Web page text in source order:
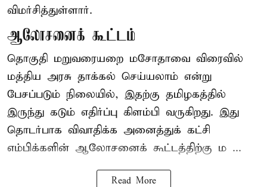
விமர்சித்துள்ளார்.
ஆலோசனைக் கூட்டம்
தொகுதி மறுவரையறை மசோதாவை விரைவில்
மத்திய அரசு தாக்கல் செய்யலாம் என்று
பேசப்படும் நிலையில், இதற்கு தமிழகத்தில்
இருந்து கடும் எதிர்ப்பு கிளம்பி வருகிறது. இது
தொடர்பாக விவாதிக்க அனைத்துக் கட்சி
எம்பிக்களின் ஆலோசனைக் கூட்டத்திற்கு ம ...
Read More